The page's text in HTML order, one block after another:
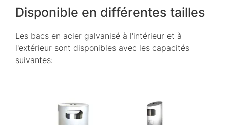
Disponible en différentes tailles
Les bacs en acier galvanisé à l'intérieur et à
l'extérieur sont disponibles avec les capacités
suivantes: